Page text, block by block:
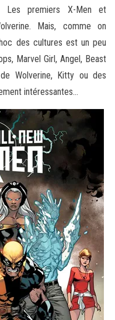
Les premiers X-Men et
Mais, comme on
des cultures est un peu
Marvel Girl, Angel, Beast
Wolverine, Kitty ou des
intéressantes…